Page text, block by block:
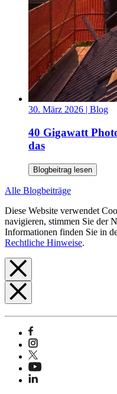
30. März 2026 | Blog
40 Gigawatt
das
Blogbeitrag lesen
Alle Blogbeiträge
Diese Website verwendet
navigieren, stimmen Sie der
Informationen finden Sie in
Rechtliche Hinweise.